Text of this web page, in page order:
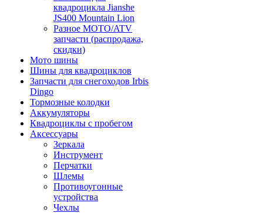
квадроцикла Jianshe
JS400 Mountain Lion
Разное МОТО/ATV
запчасти (распродажа,
скидки)
Мото шины
Шины для квадроциклов
Запчасти для снегоходов Irbis
Dingo
Тормозные колодки
Аккумуляторы
Квадроциклы с пробегом
Аксессуары
Зеркала
Инструмент
Перчатки
Шлемы
Противоугонные
устройства
Чехлы